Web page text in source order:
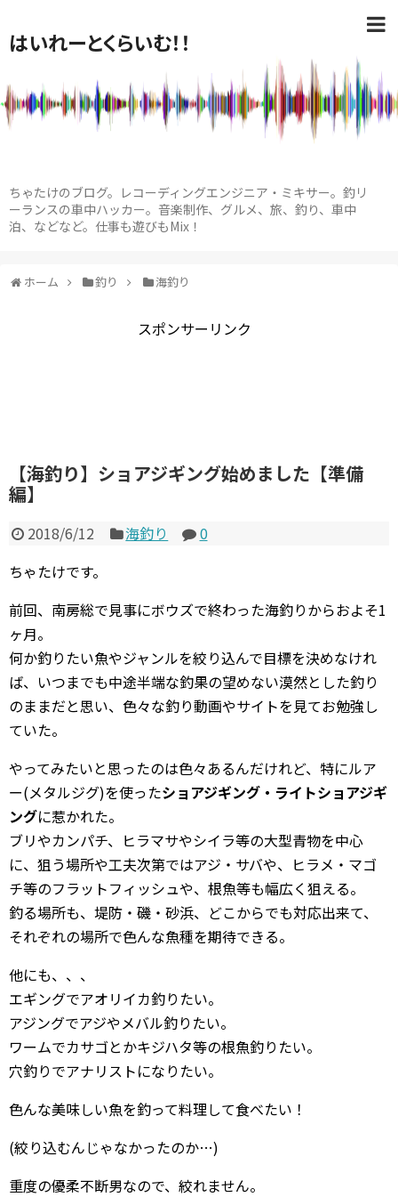
はいれーとくらいむ！！
ちゃたけのブログ。レコーディングエンジニア・ミキサー。釣リ
ーランスの車中ハッカー。音楽制作、グルメ、旅、釣り、車中
泊、などなど。仕事も遊びもMix！
ホーム 釣り 海釣り
スポンサーリンク
【海釣り】ショアジギング始めました【準備
編】
2018/6/12 海釣り
0
ちゃたけです。
前回、南房総で見事にボウズで終わった海釣りからおよそ1
ヶ月。
何か釣りたい魚やジャンルを絞り込んで目標を決めなけれ
ば、いつまでも中途半端な釣果の望めない漠然とした釣り
のままだと思い、色々な釣り動画やサイトを見てお勉強し
ていた。
やってみたいと思ったのは色々あるんだけれど、特にルア
ー(メタルジグ)を使ったショアジギング・ライトショアジギ
ングに惹かれた。
ブリやカンパチ、ヒラマサやシイラ等の大型青物を中心
に、狙う場所や工夫次第ではアジ・サバや、ヒラメ・マゴ
チ等のフラットフィッシュや、根魚等も幅広く狙える。
釣る場所も、堤防・磯・砂浜、どこからでも対応出来て、
それぞれの場所で色んな魚種を期待できる。
他にも、、、
エギングでアオリイカ釣りたい。
アジングでアジやメバル釣りたい。
ワームでカサゴとかキジハタ等の根魚釣りたい。
穴釣りでアナリストになりたい。
色んな美味しい魚を釣って料理して食べたい！
(絞り込むんじゃなかったのか…)
重度の優柔不断男なので、絞れません。